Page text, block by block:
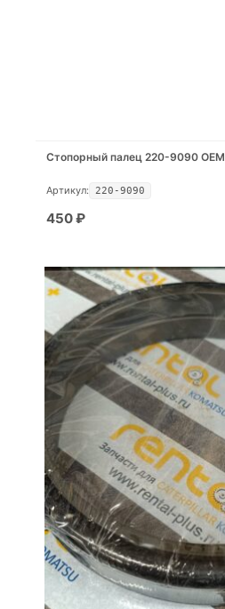
Стопорный палец 220-9090 OEM
Артикул: 220-9090
450₽